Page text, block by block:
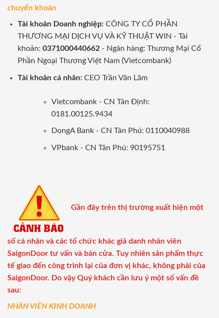
chuyển khoản
Tài khoản Doanh nghiệp:CÔNG TY CỔ PHẦN
THƯƠNG MẠI DỊCH VỤ VÀ KỸ THUẬT WIN - Tài
khoản: 0371000440662- Ngân hàng: Thương Mại Cổ
Phần Ngoại Thương Việt Nam (Vietcombank)
Tài khoản cá nhân: CEO Trần Văn Lãm
Vietcombank - CN Tân Định:
0181.00125.9434
DongA Bank - CN Tân Phú: 0110040988
VPbank - CN Tân Phú: 90195751
Gần đây trên thị trường xuất hiện một
số cá nhân và các tổ chức khác giả danh nhân viên
SaigonDoor tư vấn và bán cửa. Tuy nhiên sản phẩm thực
tế giao đến công trình lại của đơn vị khác, không phải của
SaigonDoor. Do vậy Quý khách cần lưu ý một số vấn đề
sau:
NHÂN VIÊN KINH DOANH